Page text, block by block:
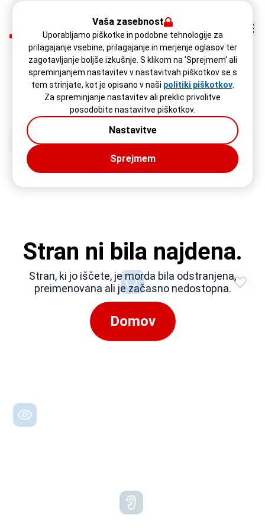
Stran ni bila najdena.
Stran, ki jo iščete, je morda bila odstranjena,
preimenovana ali je začasno nedostopna.
Domov
Vaša zasebnost
Uporabljamo piškotke in podobne tehnologije za
prilagajanje vsebine, prilagajanje in merjenje oglasov ter
zagotavljanje boljše izkušnje. S klikom na 'Sprejmem' ali
spreminjanjem nastavitev v nastavitvah piškotkov se s
tem strinjate, kot je opisano v naši politiki piškotkov.
Za spreminjanje nastavitev ali preklic privolitve
posodobite nastavitve piškotkov.
Nastavitve
Sprejmem